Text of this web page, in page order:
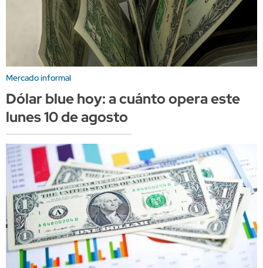
Mercado informal
Dólar blue hoy: a cuánto opera este
lunes 10 de agosto